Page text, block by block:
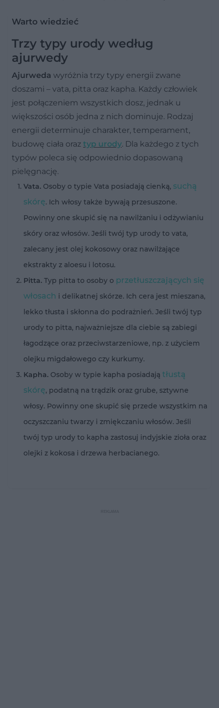
Warto wiedzieć
Trzy typy urody według
ajurwedy
Ajurweda wyróżnia trzy typy energii zwane
doszami – vata, pitta oraz kapha. Każdy człowiek
jest połączeniem wszystkich dosz, jednak u
większości osób jedna z nich dominuje. Rodzaj
energii determinuje charakter, temperament,
budowę ciała oraz typ urody. Dla każdego z tych
typów poleca się odpowiednio dopasowaną
pielęgnację.
Vata. Osoby o typie Vata posiadają cienką, suchą
skórę. Ich włosy także bywają przesuszone.
Powinny one skupić się na nawilżaniu i odżywianiu
skóry oraz włosów. Jeśli twój typ urody to vata,
zalecany jest olej kokosowy oraz nawilżające
ekstrakty z aloesu i lotosu.
Pitta. Typ pitta to osoby o przetłuszczających się
włosach i delikatnej skórze. Ich cera jest mieszana,
lekko tłusta i skłonna do podrażnień. Jeśli twój typ
urody to pitta, najważniejsze dla ciebie są zabiegi
łagodzące oraz przeciwstarzeniowe, np. z użyciem
olejku migdałowego czy kurkumy.
Kapha. Osoby w typie kapha posiadają tłustą
skórę, podatną na trądzik oraz grube, sztywne
włosy. Powinny one skupić się przede wszystkim na
oczyszczaniu twarzy i zmiękczaniu włosów. Jeśli
twój typ urody to kapha zastosuj indyjskie zioła oraz
olejki z kokosa i drzewa herbacianego.